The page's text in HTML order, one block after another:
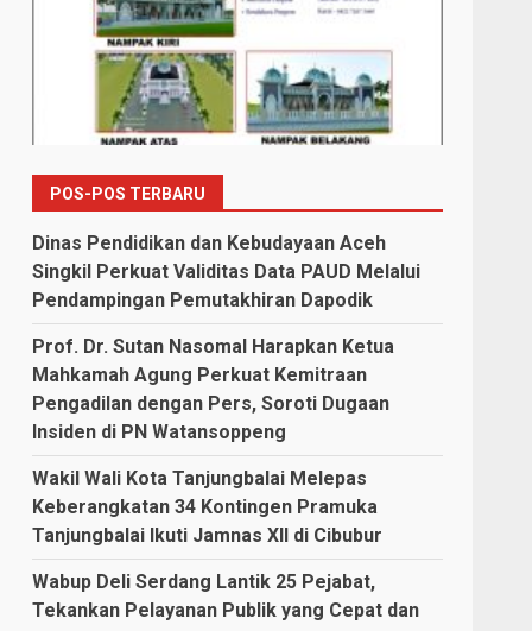
POS-POS TERBARU
Dinas Pendidikan dan Kebudayaan Aceh
Singkil Perkuat Validitas Data PAUD Melalui
Pendampingan Pemutakhiran Dapodik
Prof. Dr. Sutan Nasomal Harapkan Ketua
Mahkamah Agung Perkuat Kemitraan
Pengadilan dengan Pers, Soroti Dugaan
Insiden di PN Watansoppeng
Wakil Wali Kota Tanjungbalai Melepas
Keberangkatan 34 Kontingen Pramuka
Tanjungbalai Ikuti Jamnas XII di Cibubur
Wabup Deli Serdang Lantik 25 Pejabat,
Tekankan Pelayanan Publik yang Cepat dan